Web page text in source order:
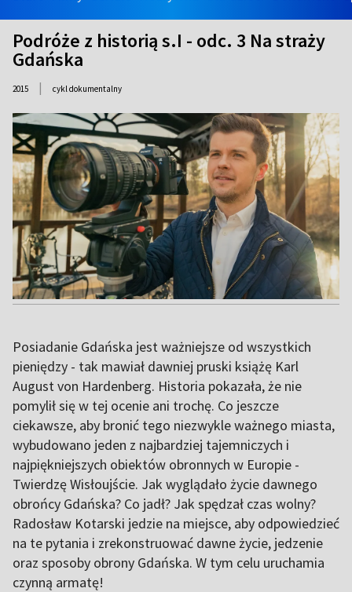
Podróże z historią s.I - odc. 3 Na straży
Gdańska
2015 | cykl dokumentalny
Posiadanie Gdańska jest ważniejsze od wszystkich
pieniędzy - tak mawiał dawniej pruski książę Karl
August von Hardenberg. Historia pokazała, że nie
pomylił się w tej ocenie ani trochę. Co jeszcze
ciekawsze, aby bronić tego niezwykle ważnego miasta,
wybudowano jeden z najbardziej tajemniczych i
najpiękniejszych obiektów obronnych w Europie -
Twierdzę Wisłoujście. Jak wyglądało życie dawnego
obrońcy Gdańska? Co jadł? Jak spędzał czas wolny?
Radosław Kotarski jedzie na miejsce, aby odpowiedzieć
na te pytania i zrekonstruować dawne życie, jedzenie
oraz sposoby obrony Gdańska. W tym celu uruchamia
czynną armatę!